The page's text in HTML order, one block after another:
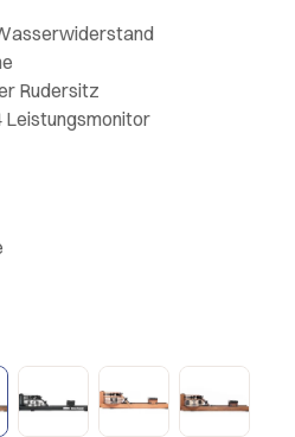
Rudersitz
Leistungsmonitor